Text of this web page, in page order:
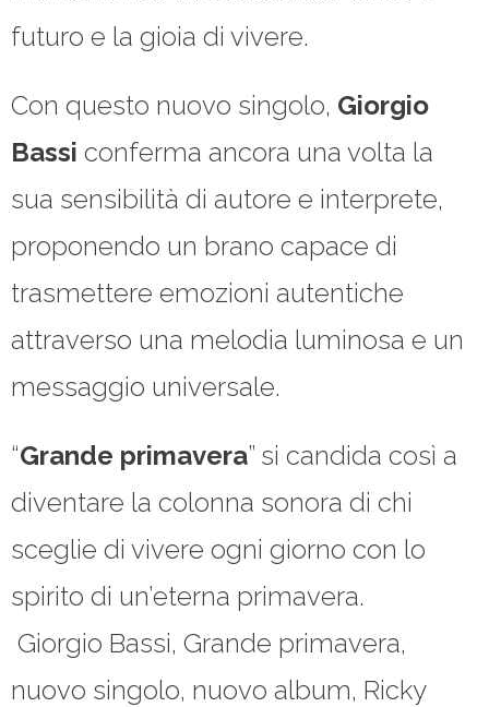
futuro e la gioia di vivere.
Con questo nuovo singolo, Giorgio
Bassi conferma ancora una volta la
sua sensibilità di autore e interprete,
proponendo un brano capace di
trasmettere emozioni autentiche
attraverso una melodia luminosa e un
messaggio universale.
“Grande primavera” si candida così a
diventare la colonna sonora di chi
sceglie di vivere ogni giorno con lo
spirito di un’eterna primavera.
Giorgio Bassi, Grande primavera,
nuovo singolo, nuovo album, Ricky